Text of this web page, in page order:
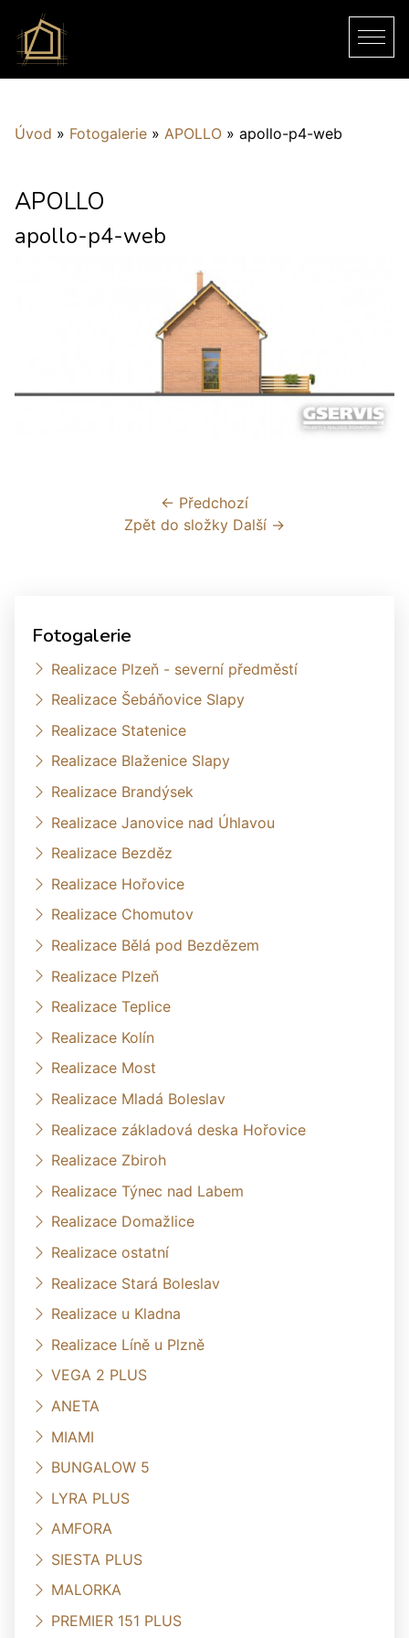
Úvod » Fotogalerie » APOLLO » apollo-p4-web
APOLLO
apollo-p4-web
← Předchozí
Zpět do složky Další →
Fotogalerie
Realizace Plzeň - severní předměstí
Realizace Šebáňovice Slapy
Realizace Statenice
Realizace Blaženice Slapy
Realizace Brandýsek
Realizace Janovice nad Úhlavou
Realizace Bezděz
Realizace Hořovice
Realizace Chomutov
Realizace Bělá pod Bezdězem
Realizace Plzeň
Realizace Teplice
Realizace Kolín
Realizace Most
Realizace Mladá Boleslav
Realizace základová deska Hořovice
Realizace Zbiroh
Realizace Týnec nad Labem
Realizace Domažlice
Realizace ostatní
Realizace Stará Boleslav
Realizace u Kladna
Realizace Líně u Plzně
VEGA 2 PLUS
ANETA
MIAMI
BUNGALOW 5
LYRA PLUS
AMFORA
SIESTA PLUS
MALORKA
PREMIER 151 PLUS